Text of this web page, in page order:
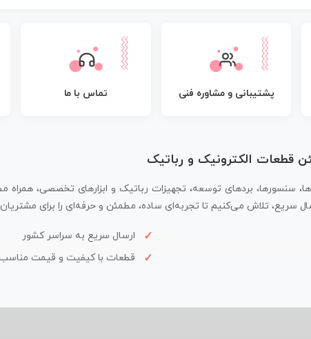
پشتیبانی و مشاوره فنی تماس با ما
قطعات الکترونیک و رباتیک
سنسورها، بردهای توسعه، تجهیزات رباتیک و ابزارهای تخصصی، همراه
تلاش می‌کنیم تا تجربه‌ای ساده، مطمئن و حرفه‌ای را برای مشتریان
ارسال سریع به سراسر کشور
قطعات با کیفیت و قیمت